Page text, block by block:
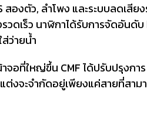
สองตัว, ลำโพง และระบบลดเสีย
วดเร็ว นาฬิกาได้รับการจัดอันดับ
ว่ายน้ำ
จอที่ใหญ่ขึ้น CMF ได้ปรับปรุงการ
งจะจำกัดอยู่เพียงแค่สายที่สาม